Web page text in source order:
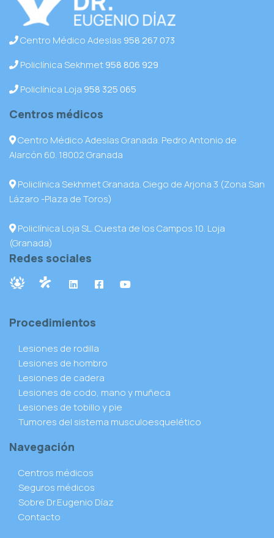
Centro Médico Adeslas 958 267 073
Policlínica Sekhmet958 806 929
Policlínica Loja 958 325 065
Centros médicos
Centro Médico Adeslas Granada. Pedro Antonio de
Alarcón 60. 18002 Granada
Policlínica Sekhmet Granada. Ciego de Arjona 3 (Zona San
Lázaro -Plaza de Toros)
Policlínica Loja SL. Cuesta de los Campos 10. Loja
(Granada)
Redes sociales
Procedimientos
Lesiones de rodilla
Lesiones de hombro
Lesiones de cadera
Lesiones de codo, mano y muñeca
Lesiones de tobillo y pie
Tumores del sistema musculoesquelético
Navegación
Centros médicos
Seguros médicos
Sobre Dr.Eugenio Díaz
Contacto